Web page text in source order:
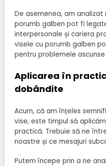
De asemenea, am analizat
porumb galben pot fi
interpersonale și cariera
visele cu porumb galben
pentru problemele
Aplicarea în
dobândite
Acum, că am înțeles
vise, este timpul să
practică. Trebuie să ne
noastre și ce mesajuri
Putem începe prin a ne